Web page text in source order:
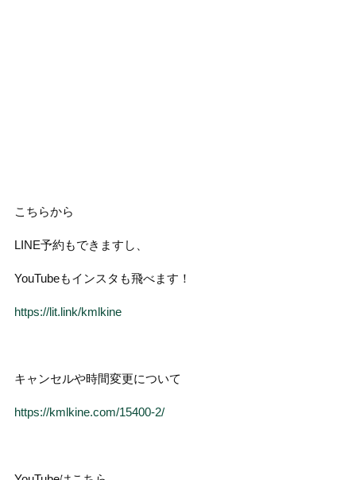
こちらから
LINE予約もできますし、
YouTubeもインスタも飛べます！
https://lit.link/kmlkine
キャンセルや時間変更について
https://kmlkine.com/15400-2/